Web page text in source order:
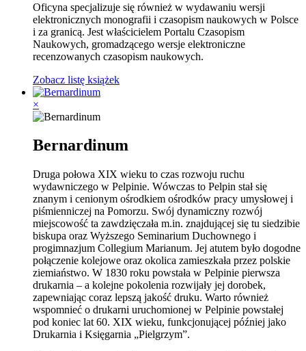
Oficyna specjalizuje się również w wydawaniu wersji
elektronicznych monografii i czasopism naukowych w Polsce
i za granicą. Jest właścicielem Portalu Czasopism
Naukowych, gromadzącego wersje elektroniczne
recenzowanych czasopism naukowych.
Zobacz listę książek
×
Bernardinum
Druga połowa XIX wieku to czas rozwoju ruchu
wydawniczego w Pelpinie. Wówczas to Pelpin stał się
znanym i cenionym ośrodkiem ośrodków pracy umysłowej i
piśmienniczej na Pomorzu. Swój dynamiczny rozwój
miejscowość ta zawdzięczała m.in. znajdującej się tu siedzibie
biskupa oraz Wyższego Seminarium Duchownego i
progimnazjum Collegium Marianum. Jej atutem było dogodne
połączenie kolejowe oraz okolica zamieszkała przez polskie
ziemiaństwo. W 1830 roku powstała w Pelpinie pierwsza
drukarnia – a kolejne pokolenia rozwijały jej dorobek,
zapewniając coraz lepszą jakość druku. Warto również
wspomnieć o drukarni uruchomionej w Pelpinie powstałej
pod koniec lat 60. XIX wieku, funkcjonującej później jako
Drukarnia i Księgarnia „Pielgrzym”.